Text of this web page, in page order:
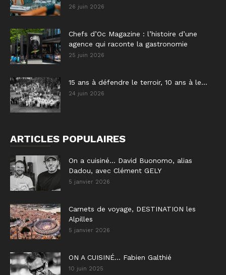
26 juin 2026
Chefs d’Oc Magazine : l’histoire d’une
agence qui raconte la gastronomie
25 juin 2026
15 ans à défendre le terroir, 10 ans à le...
24 juin 2026
ARTICLES POPULAIRES
On a cuisiné… David Buonomo, alias
Dadou, avec Clément GELY
5 janvier 2026
Carnets de voyage, DESTINATION les
Alpilles
5 janvier 2026
ON A CUISINÉ… Fabien Galthié
10 juin 2025